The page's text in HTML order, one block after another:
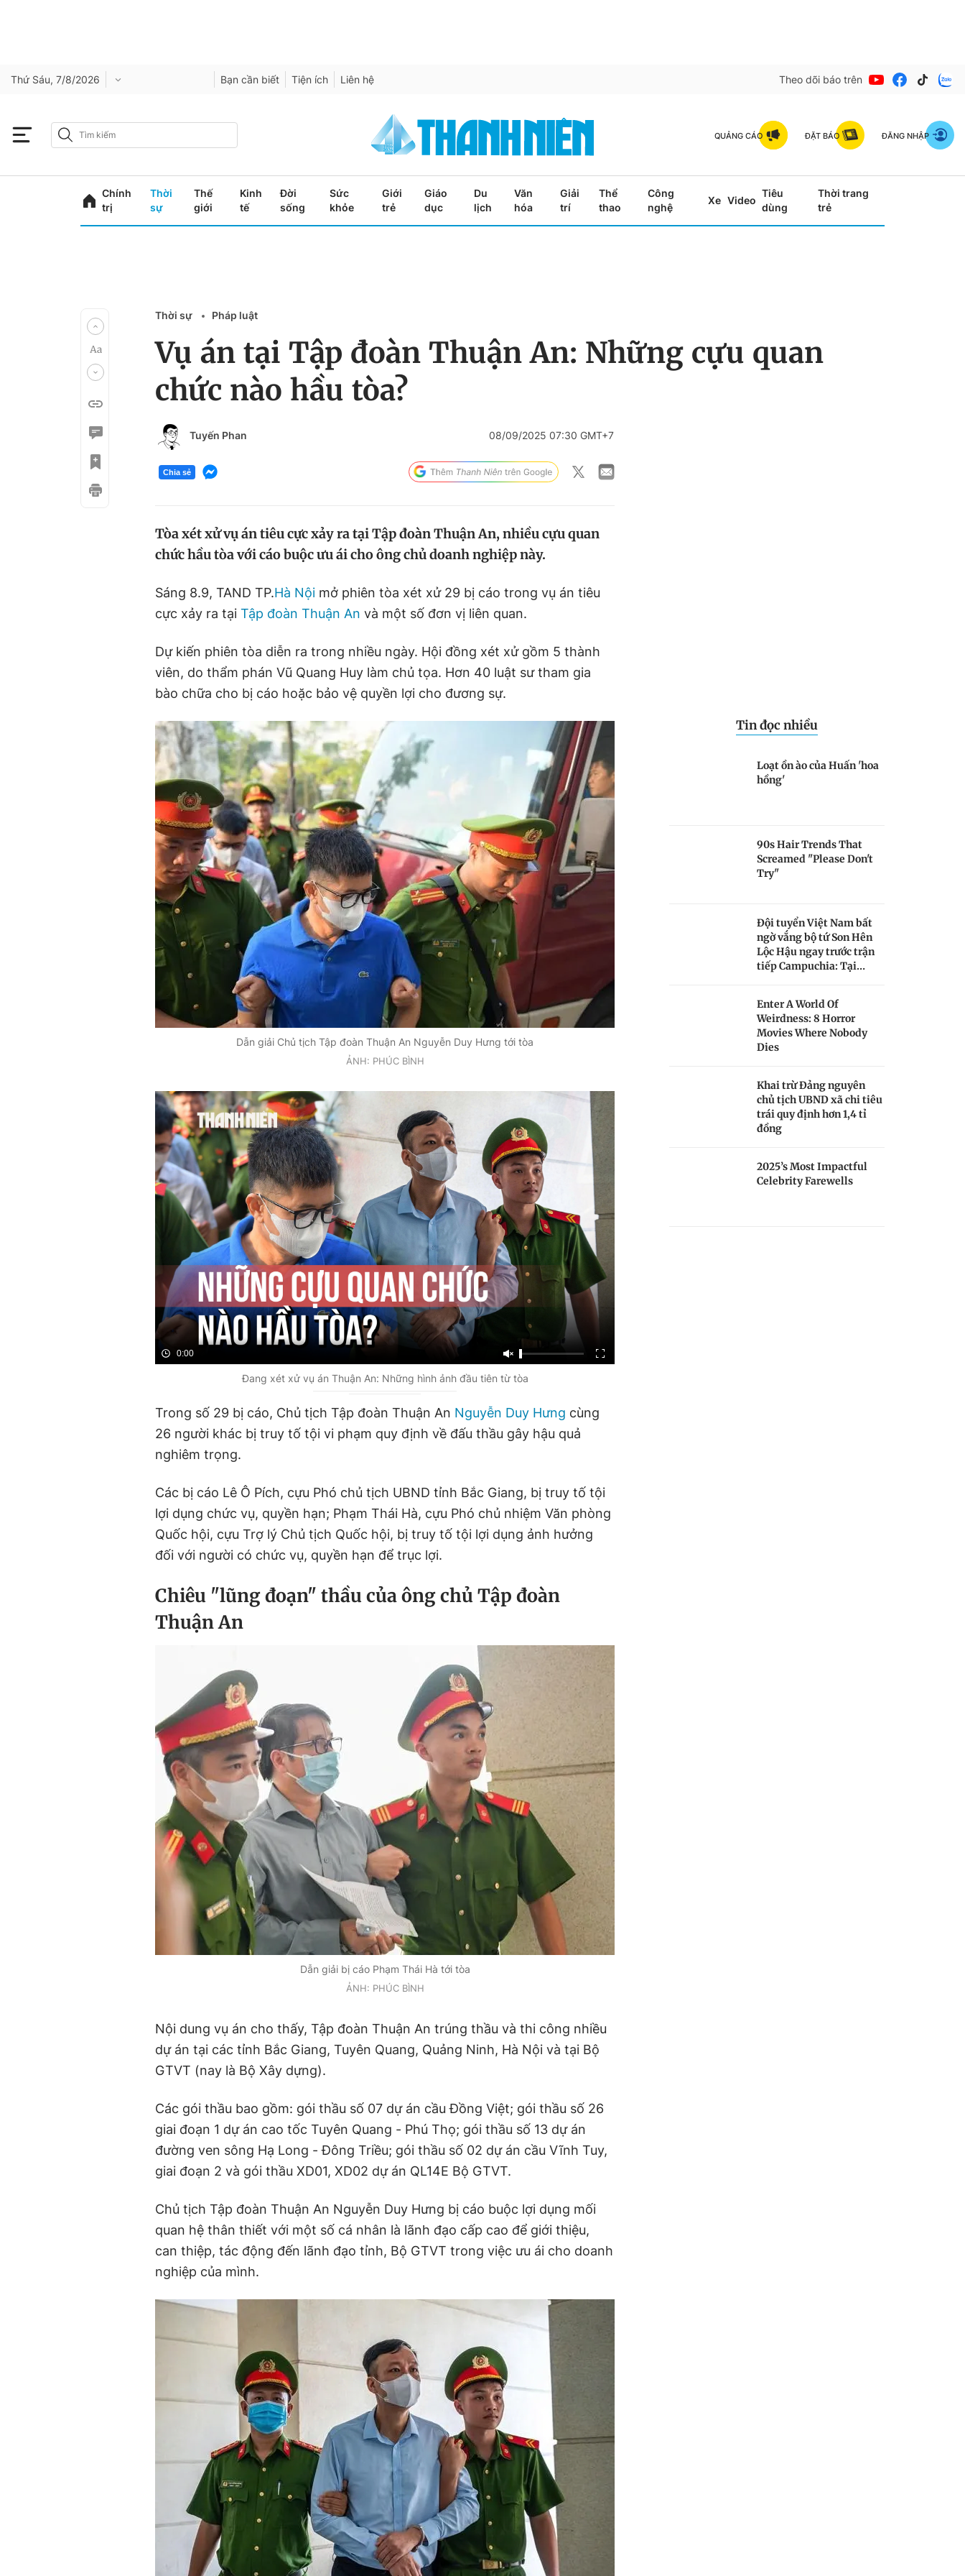
Thứ Sáu, 7/8/2026 Bạn cần biết Tiện ích Liên hệ Theo dõi báo trên
QUẢNG CÁO ĐẶT BÁO ĐĂNG NHẬP
Chính
trị
Thời
sự
Thế
giới
Kinh
tế
Đời
sống
Sức
khỏe
Giới
trẻ
Giáo
dục
Du
lịch
Văn
hóa
Giải
trí
Thể
thao
Công
nghệ
Xe Video
Tiêu
dùng
Thời trang
trẻ
Thời sự Pháp luật
Vụ án tại Tập đoàn Thuận An: Những cựu quan
chức nào hầu tòa?
Tuyến Phan 08/09/2025 07:30 GMT+7
Chia sẻ
Tòa xét xử vụ án tiêu cực xảy ra tại Tập đoàn Thuận An, nhiều cựu quan
chức hầu tòa với cáo buộc ưu ái cho ông chủ doanh nghiệp này.
Sáng 8.9, TAND TP.Hà Nội mở phiên tòa xét xử 29 bị cáo trong vụ án tiêu
cực xảy ra tại Tập đoàn Thuận An và một số đơn vị liên quan.
Dự kiến phiên tòa diễn ra trong nhiều ngày. Hội đồng xét xử gồm 5 thành
viên, do thẩm phán Vũ Quang Huy làm chủ tọa. Hơn 40 luật sư tham gia
bào chữa cho bị cáo hoặc bảo vệ quyền lợi cho đương sự.
Dẫn giải Chủ tịch Tập đoàn Thuận An Nguyễn Duy Hưng tới tòa
ẢNH: PHÚC BÌNH
0:00
Đang xét xử vụ án Thuận An: Những hình ảnh đầu tiên từ tòa
Trong số 29 bị cáo, Chủ tịch Tập đoàn Thuận An Nguyễn Duy Hưng cùng
26 người khác bị truy tố tội vi phạm quy định về đấu thầu gây hậu quả
nghiêm trọng.
Các bị cáo Lê Ô Pích, cựu Phó chủ tịch UBND tỉnh Bắc Giang, bị truy tố tội
lợi dụng chức vụ, quyền hạn; Phạm Thái Hà, cựu Phó chủ nhiệm Văn phòng
Quốc hội, cựu Trợ lý Chủ tịch Quốc hội, bị truy tố tội lợi dụng ảnh hưởng
đối với người có chức vụ, quyền hạn để trục lợi.
Chiêu "lũng đoạn" thầu của ông chủ Tập đoàn
Thuận An
Dẫn giải bị cáo Phạm Thái Hà tới tòa
ẢNH: PHÚC BÌNH
Nội dung vụ án cho thấy, Tập đoàn Thuận An trúng thầu và thi công nhiều
dự án tại các tỉnh Bắc Giang, Tuyên Quang, Quảng Ninh, Hà Nội và tại Bộ
GTVT (nay là Bộ Xây dựng).
Các gói thầu bao gồm: gói thầu số 07 dự án cầu Đồng Việt; gói thầu số 26
giai đoạn 1 dự án cao tốc Tuyên Quang - Phú Thọ; gói thầu số 13 dự án
đường ven sông Hạ Long - Đông Triều; gói thầu số 02 dự án cầu Vĩnh Tuy,
giai đoạn 2 và gói thầu XD01, XD02 dự án QL14E Bộ GTVT.
Chủ tịch Tập đoàn Thuận An Nguyễn Duy Hưng bị cáo buộc lợi dụng mối
quan hệ thân thiết với một số cá nhân là lãnh đạo cấp cao để giới thiệu,
can thiệp, tác động đến lãnh đạo tỉnh, Bộ GTVT trong việc ưu ái cho doanh
nghiệp của mình.